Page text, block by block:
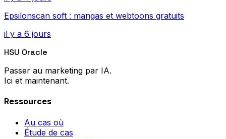
Epsilonscan soft : mangas et webtoons gratuits
il y a 6 jours
HSU Oracle
Passer au marketing par IA.
Ici et maintenant.
Ressources
Au cas où
Étude de cas